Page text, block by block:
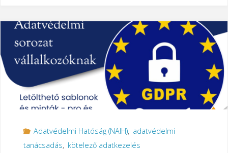
Adatvédelmi Hatóság (NAIH), adatvédelmi
tanácsadás, kötelező adatkezelés